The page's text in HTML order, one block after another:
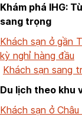
Khám phá IHG:
sang trọng
Khách sạn ở gần
kỳ nghỉ hàng đầu
Khách sạn sang
Du lịch theo khu
Khách sạn ở Châu